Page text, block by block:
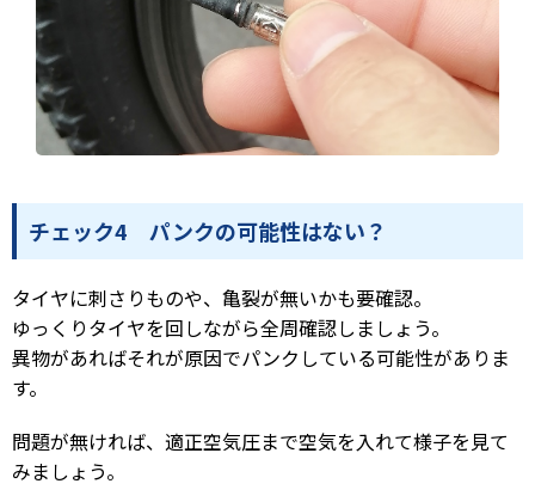
チェック4 パンクの可能性はない？
タイヤに刺さりものや、亀裂が無いかも要確認。
ゆっくりタイヤを回しながら全周確認しましょう。
異物があればそれが原因でパンクしている可能性がありま
す。
問題が無ければ、適正空気圧まで空気を入れて様子を見て
みましょう。